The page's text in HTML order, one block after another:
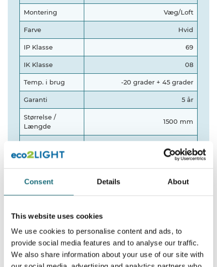
Consent Details About
This website uses cookies
We use cookies to personalise content and ads, to
provide social media features and to analyse our traffic.
We also share information about your use of our site with
Montering Væg/Loft
Farve Hvid
IP Klasse 69
IK Klasse 08
Temp. i brug -20 grader + 45 grader
Garanti 5 år
Størrelse /
Længde
1500 mm
L70B50@150.000t,
L80B50@>80.000t,
L80B10@>52.000t,
L70B30@70.000t
Watt
Lumen
Certifikat CE / RoHS